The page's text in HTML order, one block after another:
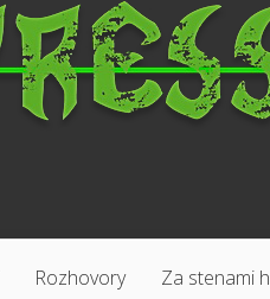
Rozhovory Za stenami